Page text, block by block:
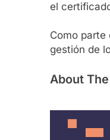
el
Como
gestión de
About